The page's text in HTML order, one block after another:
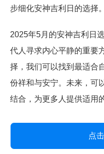
步细化安神吉利日的选择。
2025年5月的安神吉利日
代人寻求内心平静的重要
择，我们可以找到最适合
份祥和与安宁。未来，可
结合，为更多人提供适用
点